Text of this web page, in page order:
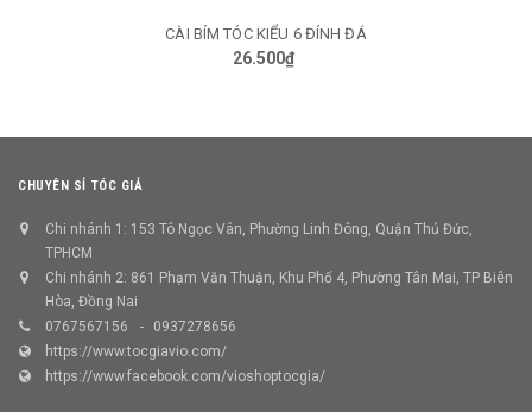
CÀI BÍM TÓC KIỂU 6 ĐÍNH ĐÁ
26.500₫
CHUYÊN SỈ TÓC GIẢ
Chi nhánh 1: 153 Tô Ngọc Vân, Phường Linh Đông, Quận Thủ Đức,
TPHCM
Chi nhánh 2: 861 Phạm Văn Thuận, Khu Phố 4, Phường Tân Mai, TP Biên
Hòa, Đồng Nai
0767567156
0937278656
https://www.tocgiavio.com/
https://www.facebook.com/vioshoptocgia/